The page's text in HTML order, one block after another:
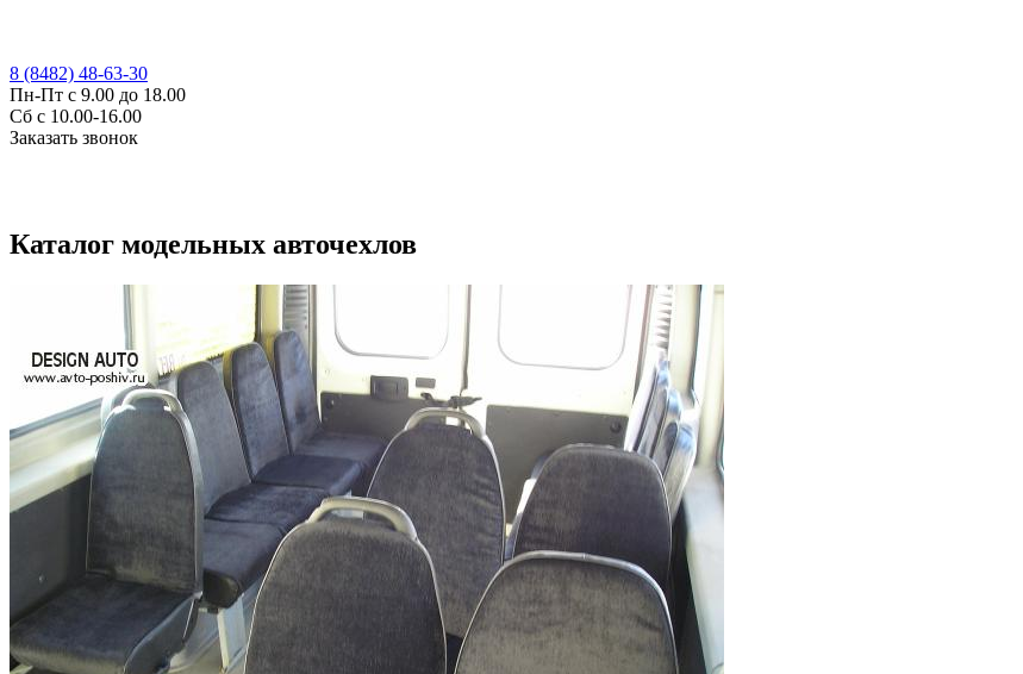
8 (8482) 48-63-30
Пн-Пт с 9.00 до 18.00
Сб с 10.00-16.00
Заказать звонок
Каталог модельных авточехлов